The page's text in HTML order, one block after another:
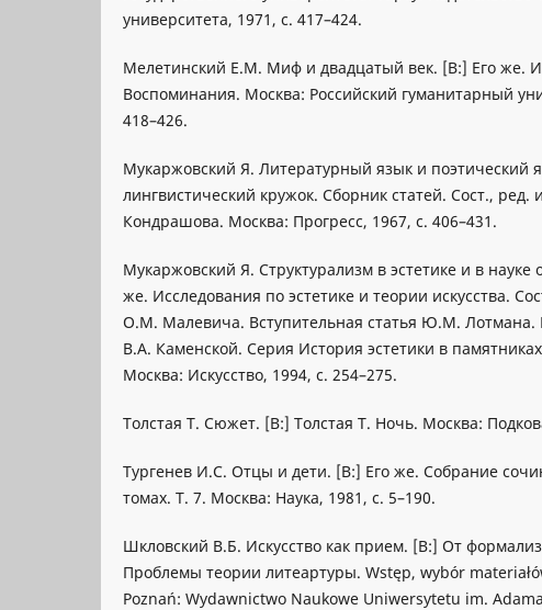
университета, 1971, c. 417–424.
Мелетинский Е.М. Миф и двадцатый век. [В:] Его же.
Воспоминания. Москва: Российский гуманитарный
418–426.
Мукаржовский Я. Литературный язык и поэтический
лингвистический кружок. Сборник статей. Сост., ред.
Кондрашова. Москва: Прогресс, 1967, с. 406–431.
Мукаржовский Я. Структурализм в эстетике и в науке
же. Исследования по эстетике и теории искусства.
О.М. Малевича. Вступительная статья Ю.М. Лотмана.
В.А. Каменской. Серия История эстетики в
Москва: Искусство, 1994, с. 254–275.
Толстая Т. Сюжет. [В:] Толстая Т. Ночь. Москва:
Тургенев И.С. Отцы и дети. [В:] Его же. Собрание
томах. Т. 7. Москва: Наука, 1981, с. 5–190.
Шкловский В.Б. Искусство как прием. [В:] От
Проблемы теории литеартуры. Wstęp, wybór
Poznań: Wydawnictwo Naukowe Uniwersytetu im.